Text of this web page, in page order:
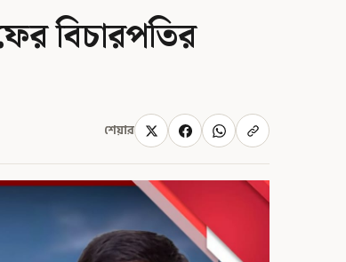
বিচারপতির
শেয়ার